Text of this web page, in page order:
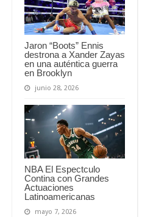
Jaron “Boots” Ennis
destrona a Xander Zayas
en una auténtica guerra
en Brooklyn
junio 28, 2026
NBA El Espectculo
Contina con Grandes
Actuaciones
Latinoamericanas
mayo 7, 2026